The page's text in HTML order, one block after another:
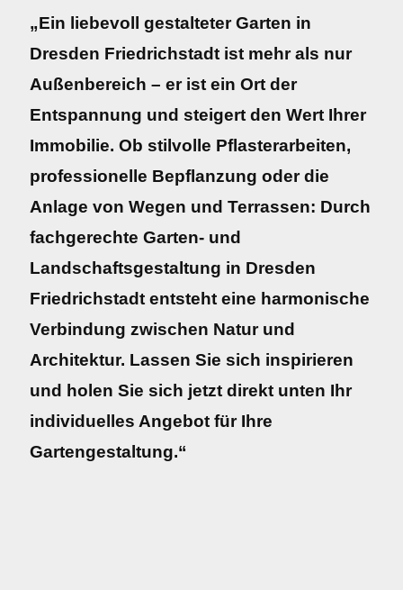
„Ein liebevoll gestalteter Garten in
Dresden Friedrichstadt ist mehr als nur
Außenbereich – er ist ein Ort der
Entspannung und steigert den Wert Ihrer
Immobilie. Ob stilvolle Pflasterarbeiten,
professionelle Bepflanzung oder die
Anlage von Wegen und Terrassen: Durch
fachgerechte Garten- und
Landschaftsgestaltung in Dresden
Friedrichstadt entsteht eine harmonische
Verbindung zwischen Natur und
Architektur. Lassen Sie sich inspirieren
und holen Sie sich jetzt direkt unten Ihr
individuelles Angebot für Ihre
Gartengestaltung.“